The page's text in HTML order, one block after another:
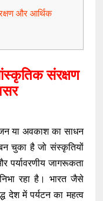
और आर्थिक
संरक्षण
या अवकाश का साधन
चुका है जो संस्कृतियों
पर्यावरणीय जागरूकता
रहा है। भारत जैसे
देश में पर्यटन का महत्व